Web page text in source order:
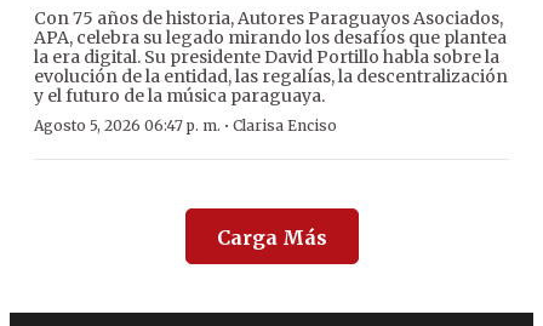
Con 75 años de historia, Autores Paraguayos Asociados,
APA, celebra su legado mirando los desafíos que plantea
la era digital. Su presidente David Portillo habla sobre la
evolución de la entidad, las regalías, la descentralización
y el futuro de la música paraguaya.
Agosto 5, 2026 06:47 p. m. · Clarisa Enciso
Carga Más